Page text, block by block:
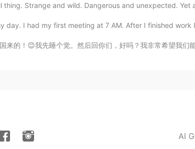
thing. Strange and wild. Dangerous and unexpected. Yet
day. I had my first meeting at 7 AM. After I finished work
然后回你们，好吗？我非常希望我们能成为网友，不知道你们放假了没有。如果放了，我们可以聊天。首先我需要跟
AI